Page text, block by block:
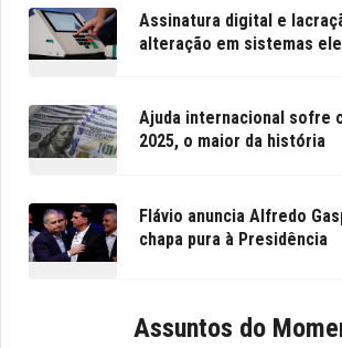
Assinatura digital e
alteração em sistemas
Ajuda internacional sofre
2025, o maior da história
Flávio anuncia Alfredo
chapa pura à Presidência
Assuntos do